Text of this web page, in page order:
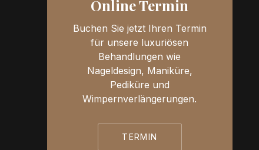
Online Termin
Buchen Sie jetzt Ihren Termin
für unsere luxuriösen
Behandlungen wie
Nageldesign, Maniküre,
Pediküre und
Wimpernverlängerungen.
TERMIN